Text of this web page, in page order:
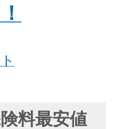
料最安値